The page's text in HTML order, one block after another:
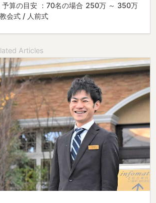
予算の目安 ：70名の場合 250万 ～ 350万
会式 / 人前式
Articles